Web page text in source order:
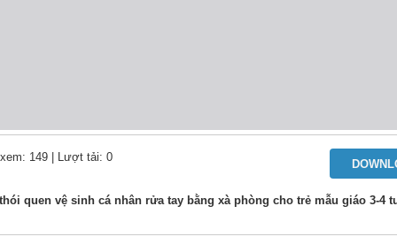
149 | Lượt tải: 0
quen vệ sinh cá nhân rửa tay bằng xà phòng cho trẻ mẫu giáo 3-4